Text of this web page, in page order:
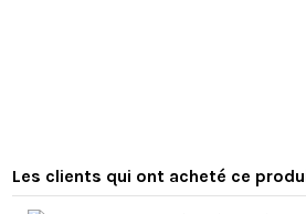
Les clients qui ont acheté ce